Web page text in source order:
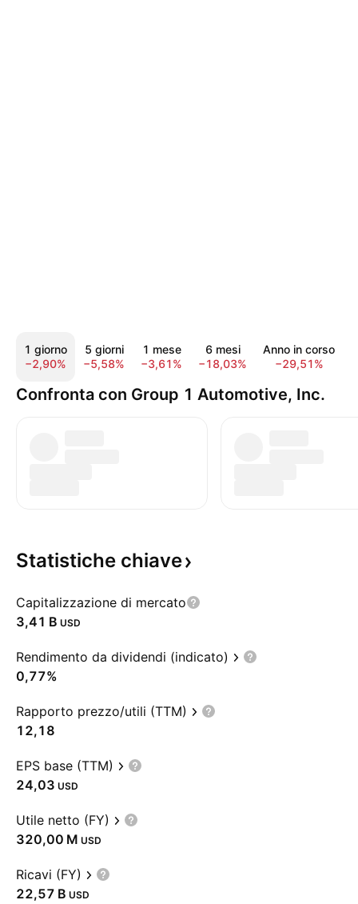
1 giorno
−2,90%
5 giorni
−5,58%
1 mese
−3,61%
6 mesi
−18,03%
Anno in corso
−29,51%
Confronta con Group 1 Automotive, Inc.
Statistiche chiave
Capitalizzazione di mercato
‪3,41 B‬ USD
Rendimento da dividendi (indicato)
0,77%
Rapporto prezzo/utili (TTM)
12,18
EPS base (TTM)
24,03 USD
Utile netto (FY)
‪320,00 M‬ USD
Ricavi (FY)
‪22,57 B‬ USD